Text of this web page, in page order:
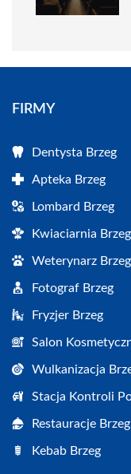
FIRMY
Dentysta Brzeg
Apteka Brzeg
Lombard Brzeg
Kwiaciarnia Brzeg
Weterynarz Brzeg
Fotograf Brzeg
Fryzjer Brzeg
Salon
Wulkanizacja
Stacja Kontroli
Restauracje Brzeg
Kebab Brzeg